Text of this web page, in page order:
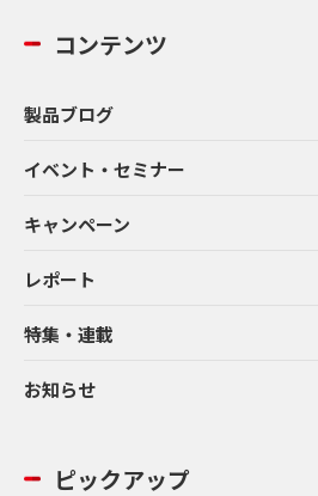
コンテンツ
製品ブログ
イベント・セミナー
キャンペーン
レポート
特集・連載
お知らせ
ピックアップ